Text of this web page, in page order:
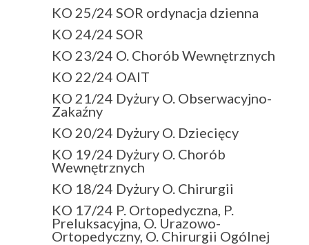
KO 25/24 SOR ordynacja dzienna
KO 24/24 SOR
KO 23/24 O. Chorób Wewnętrznych
KO 22/24 OAIT
KO 21/24 Dyżury O. Obserwacyjno-
Zakaźny
KO 20/24 Dyżury O. Dziecięcy
KO 19/24 Dyżury O. Chorób
Wewnętrznych
KO 18/24 Dyżury O. Chirurgii
KO 17/24 P. Ortopedyczna, P.
Preluksacyjna, O. Urazowo-
Ortopedyczny, O. Chirurgii Ogólnej